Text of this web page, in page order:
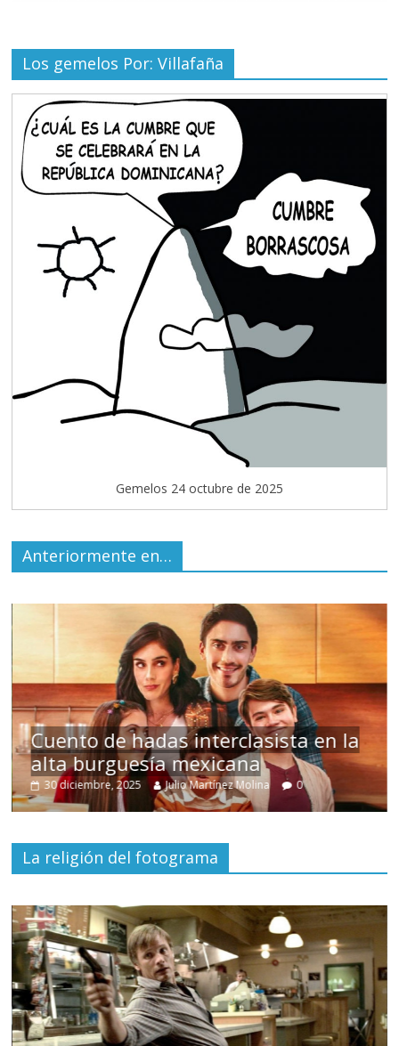
Los gemelos Por: Villafaña
Gemelos 24 octubre de 2025
Anteriormente en…
Cuento de hadas interclasista en la
alta burguesía mexicana
30 diciembre, 2025 Julio Martínez Molina 0
La religión del fotograma